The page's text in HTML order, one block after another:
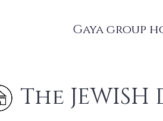
Gaya group
The JEWISH